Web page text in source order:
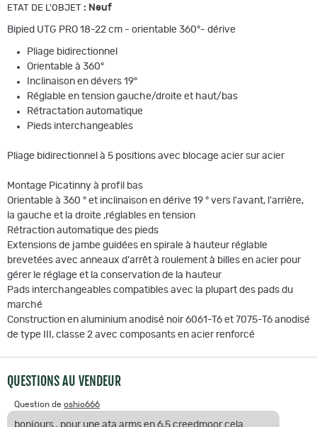
ETAT DE L'OBJET : Neuf
Bipied UTG PRO 18-22 cm - orientable 360°- dérive
Pliage bidirectionnel
Orientable à 360°
Inclinaison en dévers 19°
Réglable en tension gauche/droite et haut/bas
Rétractation automatique
Pieds interchangeables
Pliage bidirectionnel à 5 positions avec blocage acier sur acier
Montage Picatinny à profil bas
Orientable à 360 ° et inclinaison en dérive 19 ° vers l'avant, l'arrière,
la gauche et la droite ,réglables en tension
Rétraction automatique des pieds
Extensions de jambe guidées en spirale à hauteur réglable
brevetées avec anneaux d'arrêt à roulement à billes en acier pour
gérer le réglage et la conservation de la hauteur
Pads interchangeables compatibles avec la plupart des pads du
marché
Construction en aluminium anodisé noir 6061-T6 et 7075-T6 anodisé
de type III, classe 2 avec composants en acier renforcé
QUESTIONS AU VENDEUR
Question de oshio666
bonjours , pour une ata arms en 6,5 creedmoor cela